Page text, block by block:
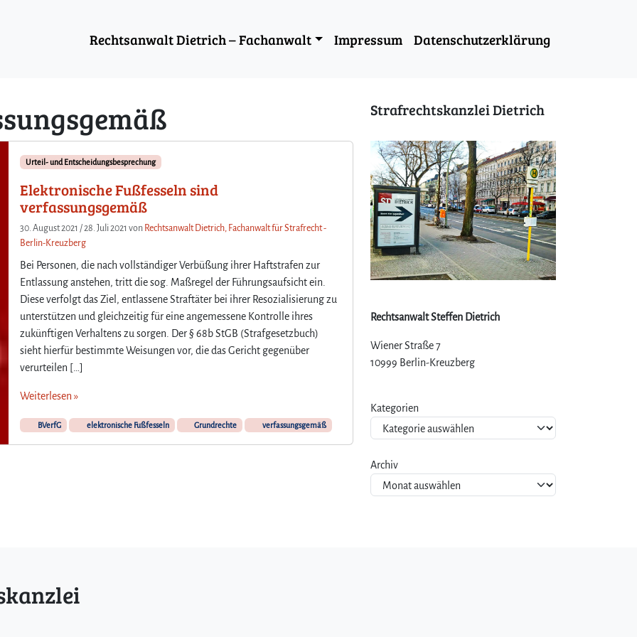
Rechtsanwalt Dietrich – Fachanwalt Impressum Datenschutzerklärung
Urteil- und Entscheidungsbesprechung
Elektronische Fußfesseln sind
verfassungsgemäß
30. August 2021 /28. Juli 2021 von Rechtsanwalt Dietrich, Fachanwalt für Strafrecht -
Berlin-Kreuzberg
Bei Personen, die nach vollständiger Verbüßung ihrer Haftstrafen zur
Entlassung anstehen, tritt die sog. Maßregel der Führungsaufsicht ein.
Diese verfolgt das Ziel, entlassene Straftäter bei ihrer Resozialisierung zu
unterstützen und gleichzeitig für eine angemessene Kontrolle ihres
zukünftigen Verhaltens zu sorgen. Der § 68b StGB (Strafgesetzbuch)
sieht hierfür bestimmte Weisungen vor, die das Gericht gegenüber
verurteilen […]
Weiterlesen »
BVerfG elektronische Fußfesseln Grundrechte verfassungsgemäß
Strafrechtskanzlei Dietrich
Rechtsanwalt Steffen Dietrich
Wiener Straße 7
10999 Berlin-Kreuzberg
Kategorien
Archiv